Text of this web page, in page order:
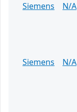
Siemens
N/A
Siemens
N/A